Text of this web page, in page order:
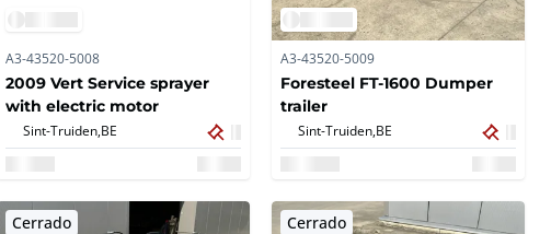
A3-43520-5008
2009 Vert Service sprayer
with electric motor
Sint-Truiden, BE
A3-43520-5009
Foresteel FT-1600 Dumper
trailer
Sint-Truiden, BE
Cerrado Cerrado